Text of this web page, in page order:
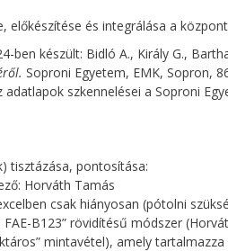
előkészítése és integrálása a
készült: Bidló A., Király G.,
Soproni Egyetem, EMK, Sopron,
szkennelései a Soproni
tisztázása, pontosítása:
Horváth Tamás
csak hiányosan (pótolni
B123” rövidítésű módszer
mintavétel), amely tartalmazza